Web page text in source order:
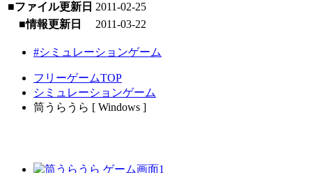
■ファイル更新日 2011-02-25
■情報更新日
2011-03-22
#シミュレーションゲーム
フリーゲームTOP
シミュレーションゲーム
筒うらうら [ Windows ]